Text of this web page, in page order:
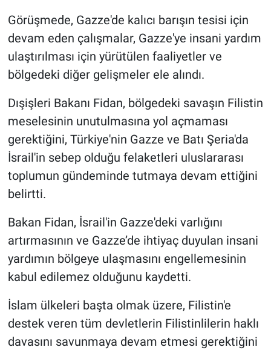
Görüşmede, Gazze'de kalıcı barışın tesisi için
devam eden çalışmalar, Gazze'ye insani yardım
ulaştırılması için yürütülen faaliyetler ve
bölgedeki diğer gelişmeler ele alındı.
Dışişleri Bakanı Fidan, bölgedeki savaşın Filistin
meselesinin unutulmasına yol açmaması
gerektiğini, Türkiye'nin Gazze ve Batı Şeria'da
İsrail'in sebep olduğu felaketleri uluslararası
toplumun gündeminde tutmaya devam ettiğini
belirtti.
Bakan Fidan, İsrail'in Gazze'deki varlığını
artırmasının ve Gazze’de ihtiyaç duyulan insani
yardımın bölgeye ulaşmasını engellemesinin
kabul edilemez olduğunu kaydetti.
İslam ülkeleri başta olmak üzere, Filistin'e
destek veren tüm devletlerin Filistinlilerin haklı
davasını savunmaya devam etmesi gerektiğini